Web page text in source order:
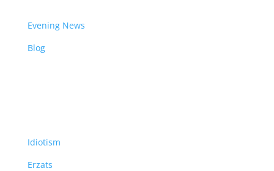
Evening News
Blog
Idiotism
Erzats